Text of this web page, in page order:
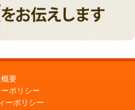
要
ポリシー
ーポリシー